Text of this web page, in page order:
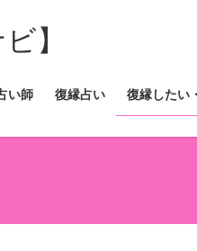
い師 復縁占い 復縁したい